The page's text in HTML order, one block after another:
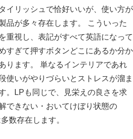
イリッシュで恰好いいが、使い方が
品が多々存在します。 こういった
重視し、表記がすべて英語になって
すぎて押すボタンどこにあるか分か
ります。 単なるインテリアであれ
使いがやりづらいとストレスが溜ま
。LPも同じで、見栄えの良さを求
できない・おいてけぼり状態の
数存在します。